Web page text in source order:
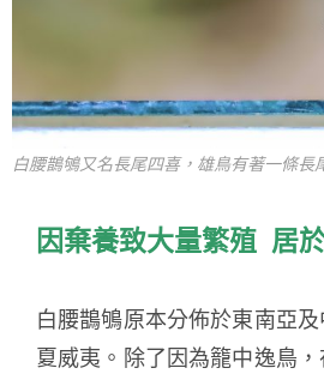
白腰鵲鴝又名長尾四喜，雄鳥有著一條
因棄養致大量繁殖 居
白腰鵲鴝原本分佈於東南亞
夏威夷。除了因為籠中逸鳥